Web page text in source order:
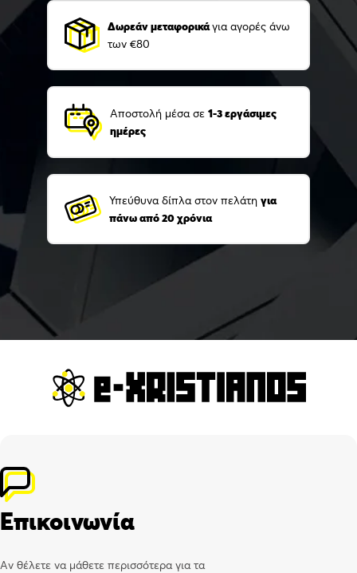
Δωρεάν μεταφορικάγια αγορές άνω
των €80
Αποστολή μέσα σε 1-3 εργάσιμες
ημέρες
Υπεύθυνα δίπλα στον πελάτη για
πάνω από 20 χρόνια
Επικοινωνία
Αν θέλετε να μάθετε περισσότερα για τα